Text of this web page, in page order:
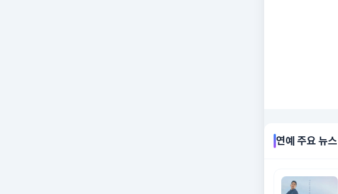
연예 주요 뉴스